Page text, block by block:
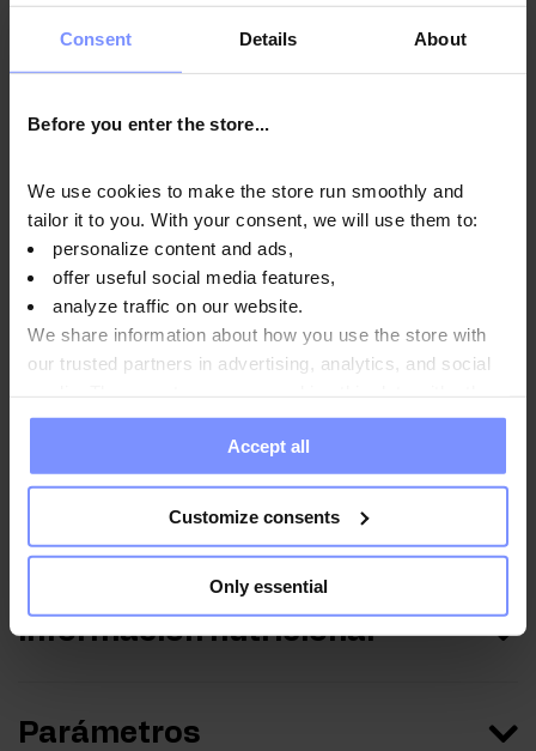
Consent Details About
Before you enter the store...
We use cookies to make the store run smoothly and
tailor it to you. With your consent, we will use them to:
personalize content and ads,
offer useful social media features,
analyze traffic on our website.
We share information about how you use the store with
our trusted partners in advertising, analytics, and social
information you have provided to them or that they have
collected when you use their services. Do you agree?
Accept all
Customize consents
Only essential
laboratorio independiente acreditado.
OstroVit Vitamina D3 4000 UI + K2 MK-7 Shot - El análisis
microbiológico 05.10.2024
OstroVit Vitamina D3 4000 UI + K2 MK-7 Shot - El análisis
microbiológico 12.10.2024
OstroVit Vitamina D3 4000 UI + K2 MK-7 Shot - La prueba
Instrucciones de uso
Información nutricional
Parámetros